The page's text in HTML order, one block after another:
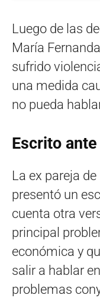
Luego de las
María
sufrido
una medida
no pueda
Escrito
La ex pareja
presentó un
cuenta otra
principal
económica y
salir a hablar
problemas